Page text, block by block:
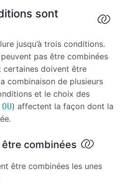
sont
jusqu’à trois conditions.
pas être combinées
certaines doivent être
combinaison de plusieurs
et le choix des
OU) affectent la façon dont la
combinées
être combinées les unes